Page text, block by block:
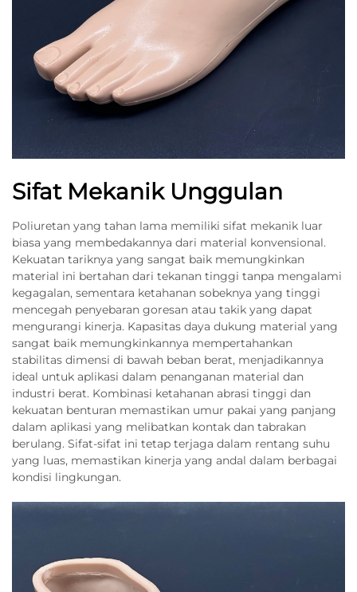
Sifat Mekanik Unggulan
Poliuretan yang tahan lama memiliki sifat mekanik luar
biasa yang membedakannya dari material konvensional.
Kekuatan tariknya yang sangat baik memungkinkan
material ini bertahan dari tekanan tinggi tanpa mengalami
kegagalan, sementara ketahanan sobeknya yang tinggi
mencegah penyebaran goresan atau takik yang dapat
mengurangi kinerja. Kapasitas daya dukung material yang
sangat baik memungkinkannya mempertahankan
stabilitas dimensi di bawah beban berat, menjadikannya
ideal untuk aplikasi dalam penanganan material dan
industri berat. Kombinasi ketahanan abrasi tinggi dan
kekuatan benturan memastikan umur pakai yang panjang
dalam aplikasi yang melibatkan kontak dan tabrakan
berulang. Sifat-sifat ini tetap terjaga dalam rentang suhu
yang luas, memastikan kinerja yang andal dalam berbagai
kondisi lingkungan.